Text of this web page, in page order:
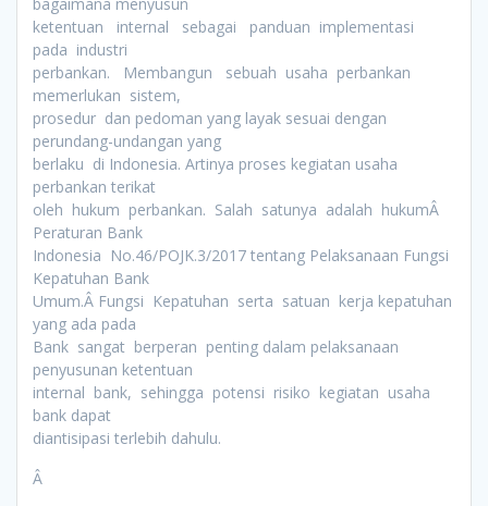
ketentuan internal sebagai panduan implementasi
pada industri
perbankan. Membangun sebuah usaha perbankan
memerlukan sistem,
prosedur dan pedoman yang layak sesuai dengan
perundang-undangan yang
berlaku di Indonesia. Artinya proses kegiatan usaha
perbankan terikat
oleh hukum perbankan. Salah satunya adalah hukumÂ
Peraturan Bank
Indonesia No.46/POJK.3/2017 tentang Pelaksanaan Fungsi
Kepatuhan Bank
Umum.Â Fungsi Kepatuhan serta satuan kerja kepatuhan
yang ada pada
Bank sangat berperan penting dalam pelaksanaan
penyusunan ketentuan
internal bank, sehingga potensi risiko kegiatan usaha
bank dapat
diantisipasi terlebih dahulu.
Â